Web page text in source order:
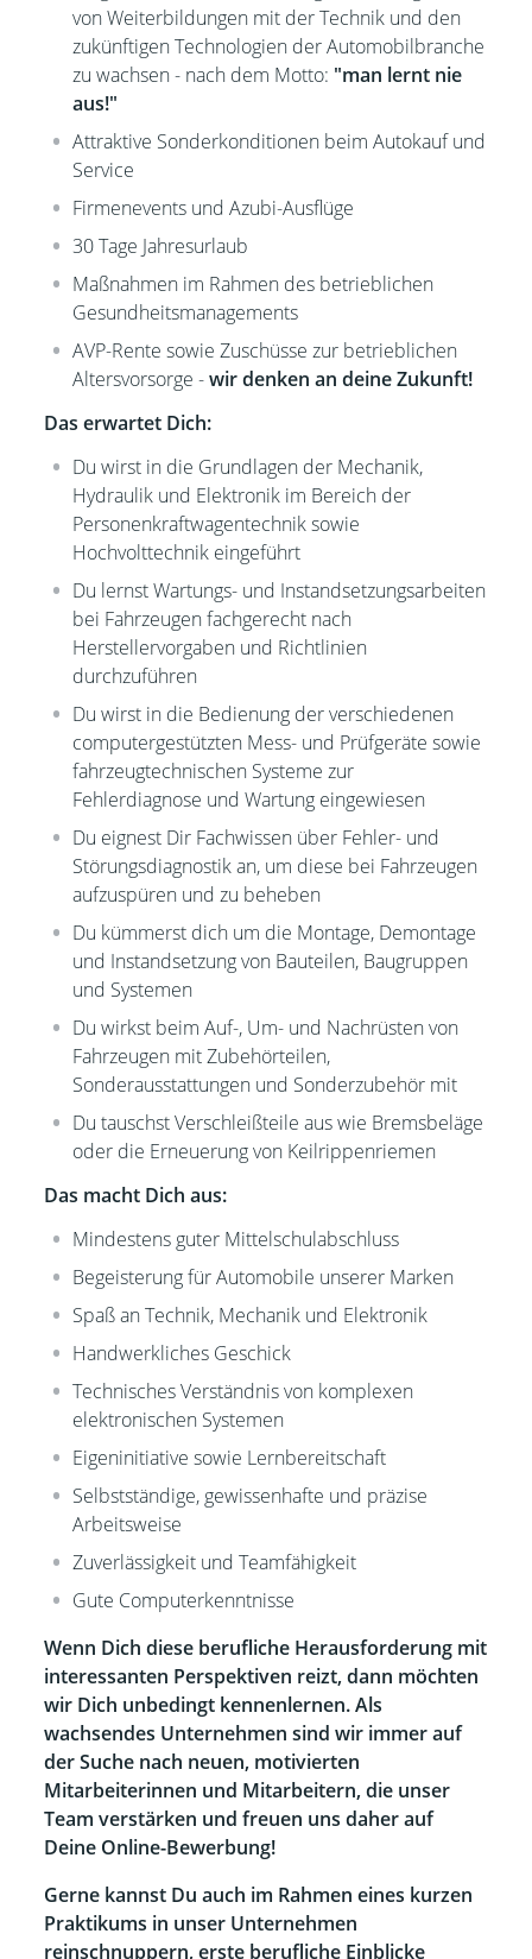
von Weiterbildungen mit der Technik und den
zukünftigen Technologien der Automobilbranche
zu wachsen - nach dem Motto: "man lernt nie
aus!"
Attraktive Sonderkonditionen beim Autokauf und
Service
Firmenevents und Azubi-Ausflüge
30 Tage Jahresurlaub
Maßnahmen im Rahmen des betrieblichen
Gesundheitsmanagements
AVP-Rente sowie Zuschüsse zur betrieblichen
Altersvorsorge -wir denken an deine Zukunft!
Das erwartet Dich:
Du wirst in die Grundlagen der Mechanik,
Hydraulik und Elektronik im Bereich der
Personenkraftwagentechnik sowie
Hochvolttechnik eingeführt
Du lernstWartungs- und Instandsetzungsarbeiten
bei Fahrzeugen fachgerecht nach
Herstellervorgaben und Richtlinien
durchzuführen
Duwirst in die Bedienung der verschiedenen
computergestützten Mess- und Prüfgeräte sowie
fahrzeugtechnischen Systeme zur
Fehlerdiagnose und Wartung eingewiesen
Du eignest Dir Fachwissen über Fehler- und
Störungsdiagnostik an, um diese bei Fahrzeugen
aufzuspüren und zu beheben
Du kümmerst dich um die Montage, Demontage
und Instandsetzung von Bauteilen, Baugruppen
und Systemen
Du wirkst beim Auf-, Um- und Nachrüsten von
Fahrzeugen mit Zubehörteilen,
Sonderausstattungen und Sonderzubehör mit
Du tauschst Verschleißteile aus wie Bremsbeläge
oder die Erneuerung von Keilrippenriemen
Das macht Dich aus:
Mindestens guter Mittelschulabschluss
Begeisterung für Automobile unserer Marken
Spaß an Technik, Mechanik und Elektronik
Handwerkliches Geschick
Technisches Verständnis von komplexen
elektronischen Systemen
Eigeninitiative sowie Lernbereitschaft
Selbstständige, gewissenhafte und präzise
Arbeitsweise
Zuverlässigkeit und Teamfähigkeit
Gute Computerkenntnisse
Wenn Dich diese berufliche Herausforderung mit
interessanten Perspektiven reizt, dann möchten
wir Dich unbedingt kennenlernen. Als
wachsendes Unternehmen sind wir immer auf
der Suche nach neuen, motivierten
Mitarbeiterinnen und Mitarbeitern, die unser
Team verstärken und freuen uns daher auf
Deine Online-Bewerbung!
Gerne kannst Du auch im Rahmen eines kurzen
Praktikums in unser Unternehmen
reinschnuppern, erste berufliche Einblicke